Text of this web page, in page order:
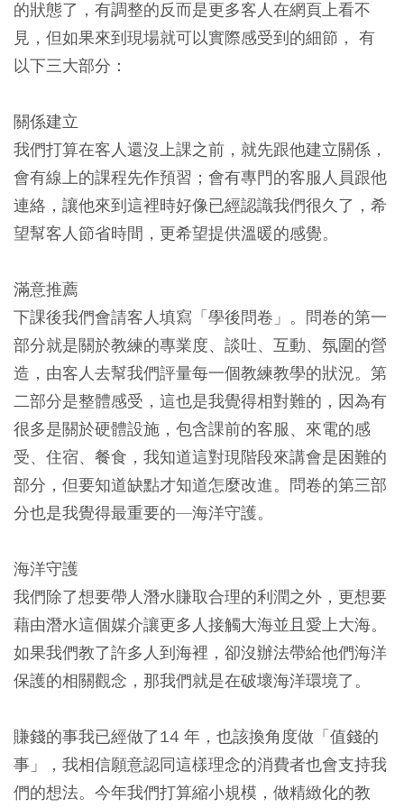
的狀態了，有調整的反而是更多客人在網頁上看不
見，但如果來到現場就可以實際感受到的細節， 有
以下三大部分：
關係建立
我們打算在客人還沒上課之前，就先跟他建立關係，
會有線上的課程先作預習；會有專門的客服人員跟他
連絡，讓他來到這裡時好像已經認識我們很久了，希
望幫客人節省時間，更希望提供溫暖的感覺。
滿意推薦
下課後我們會請客人填寫「學後問卷」。問卷的第一
部分就是關於教練的專業度、談吐、互動、氛圍的營
造，由客人去幫我們評量每一個教練教學的狀況。第
二部分是整體感受，這也是我覺得相對難的，因為有
很多是關於硬體設施，包含課前的客服、來電的感
受、住宿、餐食，我知道這對現階段來講會是困難的
部分，但要知道缺點才知道怎麼改進。問卷的第三部
分也是我覺得最重要的—海洋守護。
海洋守護
我們除了想要帶人潛水賺取合理的利潤之外，更想要
藉由潛水這個媒介讓更多人接觸大海並且愛上大海。
如果我們教了許多人到海裡，卻沒辦法帶給他們海洋
保護的相關觀念，那我們就是在破壞海洋環境了。
賺錢的事我已經做了14 年，也該換角度做「值錢的
事」，我相信願意認同這樣理念的消費者也會支持我
們的想法。今年我們打算縮小規模，做精緻化的教